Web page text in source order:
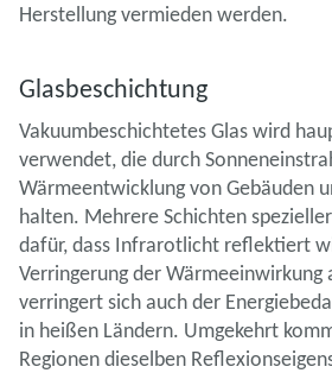
Herstellung vermieden werden.
Glasbeschichtung
Vakuumbeschichtetes Glas wird
verwendet, die durch
Wärmeentwicklung von Gebäuden
halten. Mehrere Schichten
dafür, dass Infrarotlicht reflektiert
Verringerung der Wärmeeinwirkung
verringert sich auch der
in heißen Ländern. Umgekehrt
Regionen dieselben